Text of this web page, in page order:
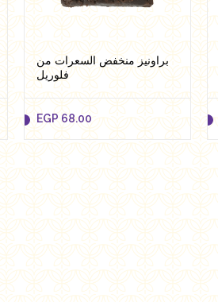
براونيز منخفض السعرات من
فلوريل
EGP 68.00
EGP 68.00
Add to cart